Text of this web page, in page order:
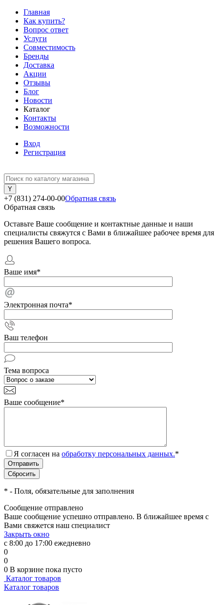
Главная
Как купить?
Вопрос ответ
Услуги
Совместимость
Бренды
Доставка
Акции
Отзывы
Блог
Новости
Каталог
Контакты
Возможности
Вход
Регистрация
+7 (831) 274-00-00Обратная связь
Обратная связь
Оставьте Ваше сообщение и контактные данные и наши
специалисты свяжутся с Вами в ближайшее рабочее время для
решения Вашего вопроса.
Ваше имя*
Электронная почта*
Ваш телефон
Тема вопроса
Ваше сообщение*
Я согласен на обработку персональных данных.*
* - Поля, обязательные для заполнения
Сообщение отправлено
Ваше сообщение успешно отправлено. В ближайшее время с
Вами свяжется наш специалист
Закрыть окно
с 8:00 до 17:00 ежедневно
0
0
0 В корзине пока пусто
Каталог товаров
Каталог товаров